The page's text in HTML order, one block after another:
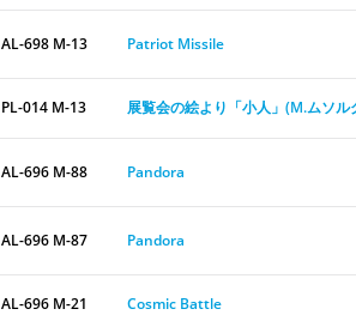
AL-698 M-13 Patriot Missile
PL-014 M-13 展覧会の絵より「小人」(M.ムソル
AL-696 M-88 Pandora
AL-696 M-87 Pandora
AL-696 M-21 Cosmic Battle